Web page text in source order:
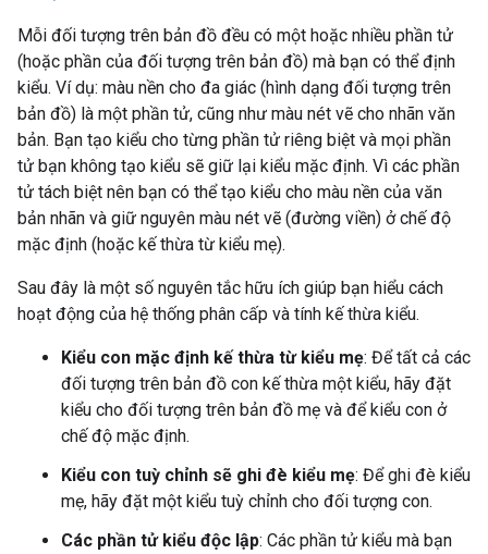
Mỗi đối tượng trên bản đồ đều có một hoặc nhiều phần tử
(hoặc phần của đối tượng trên bản đồ) mà bạn có thể định
kiểu. Ví dụ: màu nền cho đa giác (hình dạng đối tượng trên
bản đồ) là một phần tử, cũng như màu nét vẽ cho nhãn văn
bản. Bạn tạo kiểu cho từng phần tử riêng biệt và mọi phần
tử bạn không tạo kiểu sẽ giữ lại kiểu mặc định. Vì các phần
tử tách biệt nên bạn có thể tạo kiểu cho màu nền của văn
bản nhãn và giữ nguyên màu nét vẽ (đường viền) ở chế độ
mặc định (hoặc kế thừa từ kiểu mẹ).
Sau đây là một số nguyên tắc hữu ích giúp bạn hiểu cách
hoạt động của hệ thống phân cấp và tính kế thừa kiểu.
Kiểu con mặc định kế thừa từ kiểu mẹ: Để tất cả các
đối tượng trên bản đồ con kế thừa một kiểu, hãy đặt
kiểu cho đối tượng trên bản đồ mẹ và để kiểu con ở
chế độ mặc định.
Kiểu con tuỳ chỉnh sẽ ghi đè kiểu mẹ: Để ghi đè kiểu
mẹ, hãy đặt một kiểu tuỳ chỉnh cho đối tượng con.
Các phần tử kiểu độc lập: Các phần tử kiểu mà bạn